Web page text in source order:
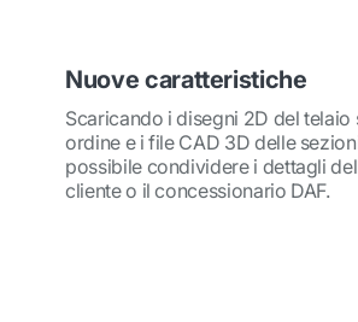
Nuove caratteristiche
Scaricando i disegni 2D del
ordine e i file CAD 3D delle
possibile condividere i dettagli
cliente o il concessionario DAF.